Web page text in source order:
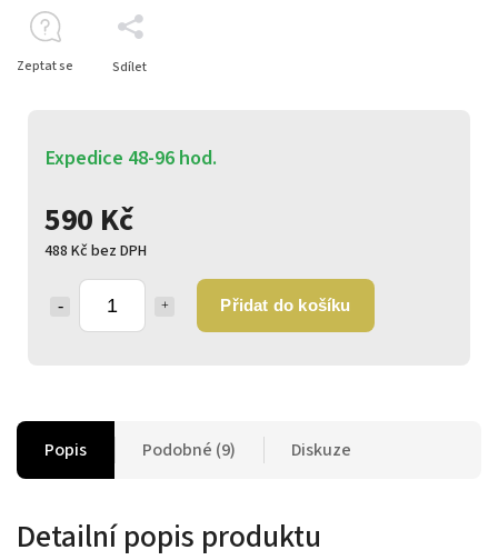
590 Kč
488 Kč bez DPH
Přidat do košíku
Expedice 48-96 hod.
Zeptat se Sdílet
Popis Podobné (9) Diskuze
Detailní popis produktu